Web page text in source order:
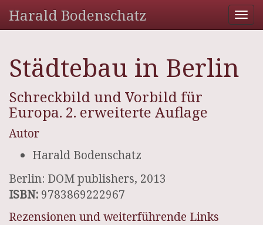
Harald Bodenschatz
Städtebau in Berlin
Schreckbild und Vorbild für
Europa. 2. erweiterte Auflage
Autor
Harald Bodenschatz
Berlin: DOM publishers, 2013
ISBN: 9783869222967
Rezensionen und weiterführende Links